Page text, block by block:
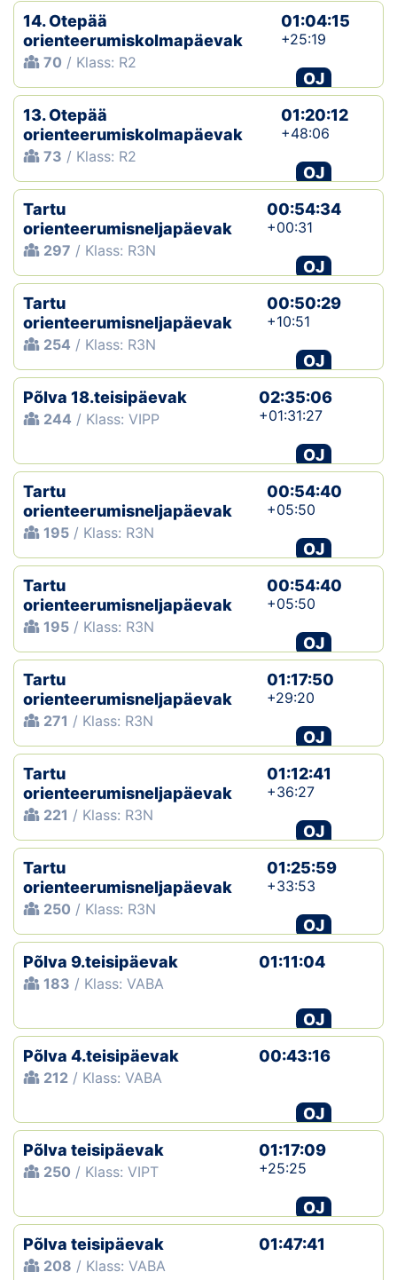
14. Otepää
orienteerumiskolmapäevak
70 / Klass: R2
01:04:15
+25:19
OJ
13. Otepää
orienteerumiskolmapäevak
73 / Klass: R2
01:20:12
+48:06
OJ
Tartu
orienteerumisneljapäevak
297 / Klass: R3N
00:54:34
+00:31
OJ
Tartu
orienteerumisneljapäevak
254 / Klass: R3N
00:50:29
+10:51
OJ
Põlva 18.teisipäevak
244 / Klass: VIPP
02:35:06
+01:31:27
OJ
Tartu
orienteerumisneljapäevak
195 / Klass: R3N
00:54:40
+05:50
OJ
Tartu
orienteerumisneljapäevak
195 / Klass: R3N
00:54:40
+05:50
OJ
Tartu
orienteerumisneljapäevak
271 / Klass: R3N
01:17:50
+29:20
OJ
Tartu
orienteerumisneljapäevak
221 / Klass: R3N
01:12:41
+36:27
OJ
Tartu
orienteerumisneljapäevak
250 / Klass: R3N
01:25:59
+33:53
OJ
Põlva 9.teisipäevak
183 / Klass: VABA
01:11:04
OJ
Põlva 4.teisipäevak
212 / Klass: VABA
00:43:16
OJ
Põlva teisipäevak
250 / Klass: VIPT
01:17:09
+25:25
OJ
Põlva teisipäevak
208 / Klass: VABA
01:47:41